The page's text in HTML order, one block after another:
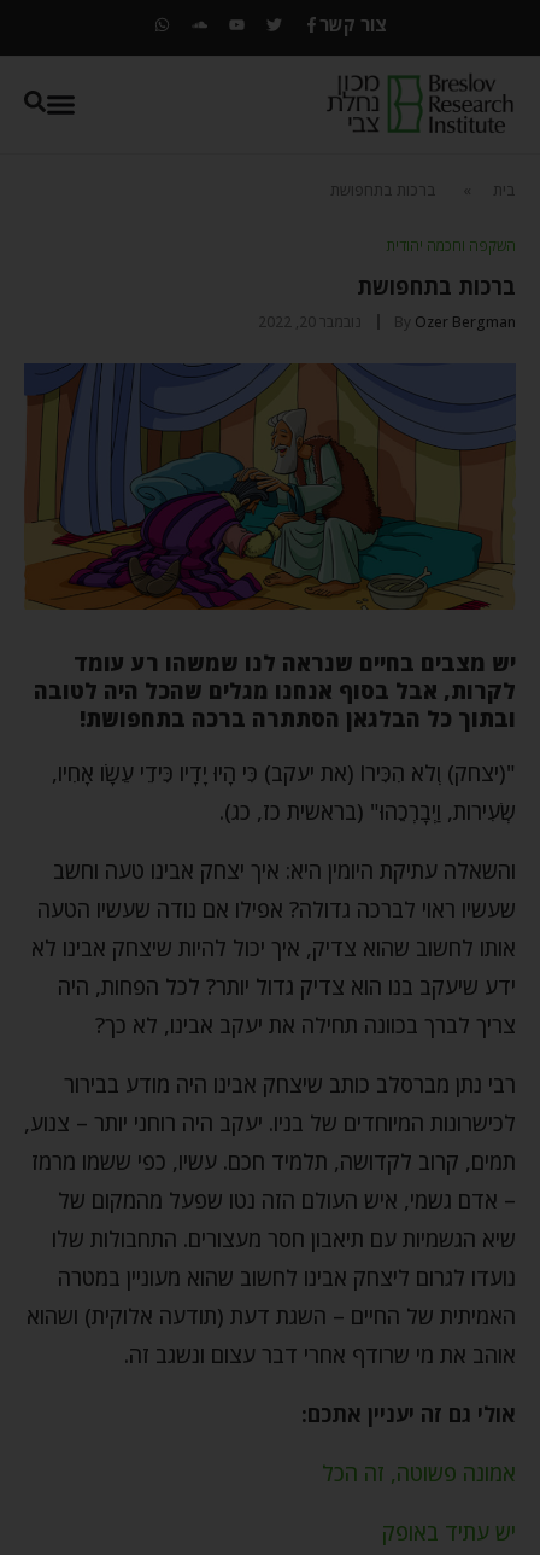
צור קשר
» ברכות בתחפושת
השקפה וחכמה יהודית
ברכות בתחפושת
ByOzer Bergman נובמבר 20, 2022
יש מצבים בחיים שנראה לנו שמשהו רע עומד
לקרות, אבל בסוף אנחנו מגלים שהכל היה לטובה
ובתוך כל הבלגאן הסתתרה ברכה בתחפושת!
"(יצחק) וְלֹא הִכִּירוֹ (את יעקב) כִּי הָיוּ יָדָיו כִּידֵי עֵשָׂו אָחִיו,
שְׂעִירות, וַיְבָרְכֵהוּ" (בראשית כז, כג).
והשאלה עתיקת היומין היא: איך יצחק אבינו טעה וחשב
שעשיו ראוי לברכה גדולה? אפילו אם נודה שעשיו הטעה
אותו לחשוב שהוא צדיק, איך יכול להיות שיצחק אבינו לא
ידע שיעקב בנו הוא צדיק גדול יותר? לכל הפחות, היה
צריך לברך בכוונה תחילה את יעקב אבינו, לא כך?
רבי נתן מברסלב כותב שיצחק אבינו היה מודע בבירור
לכישרונות המיוחדים של בניו. יעקב היה רוחני יותר – צנוע,
תמים, קרוב לקדושה, תלמיד חכם. עשיו, כפי ששמו מרמז
– אדם גשמי, איש העולם הזה נטו שפעל מהמקום של
שיא הגשמיות עם תיאבון חסר מעצורים. התחבולות שלו
נועדו לגרום ליצחק אבינו לחשוב שהוא מעוניין במטרה
האמיתית של החיים – השגת דעת (תודעה אלוקית) ושהוא
אוהב את מי שרודף אחרי דבר עצום ונשגב זה.
אולי גם זה יעניין אתכם:
אמונה פשוטה, זה הכל
יש עתיד באופק